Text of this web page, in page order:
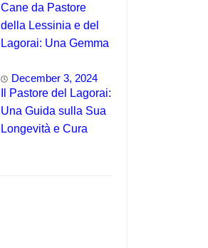
Cane da Pastore
della Lessinia e del
Lagorai: Una Gemma
December 3, 2024
Il Pastore del Lagorai:
Una Guida sulla Sua
Longevità e Cura